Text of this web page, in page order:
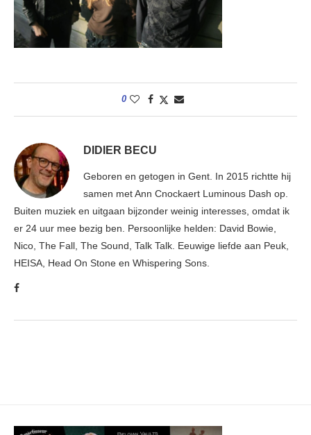
0
DIDIER BECU
Geboren en getogen in Gent. In 2015 richtte hij
samen met Ann Cnockaert Luminous Dash op.
Buiten muziek en uitgaan bijzonder weinig interesses, omdat ik
er 24 uur mee bezig ben. Persoonlijke helden: David Bowie,
Nico, The Fall, The Sound, Talk Talk. Eeuwige liefde aan Peuk,
HEISA, Head On Stone en Whispering Sons.